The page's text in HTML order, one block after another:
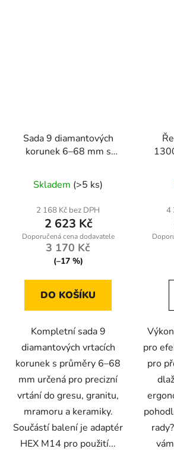
Sada 9 diamantových
korunek 6–68 mm s
Skladem (>5 ks)
2 168 Kč bez DPH
2 623 Kč
3 170 Kč
(–17 %)
DO KOŠÍKU
Kompletní sada 9
diamantových vrtacích
korunek s průměry 6–68
mm určená pro precizní
vrtání do gresu, granitu,
mramoru a keramiky.
Součástí balení je adaptér
HEX M14 pro použití...
4
pro
pro